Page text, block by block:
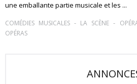
une emballante partie musicale et les ...
COMÉDIES MUSICALES - LA SCÈNE -
OPÉRAS